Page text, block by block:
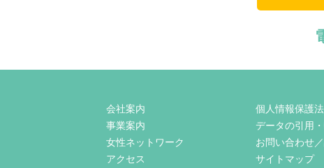
会社案内
事業案内
女性ネットワーク
アクセス
個人情報保護
データの引用
お問い合わせ
サイトマップ